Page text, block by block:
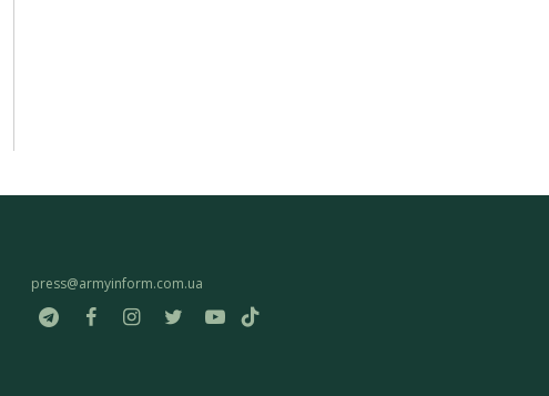
press@armyinform.com.ua